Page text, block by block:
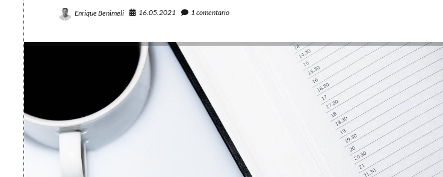
Enrique Benimeli 16.05.2021 1 comentario